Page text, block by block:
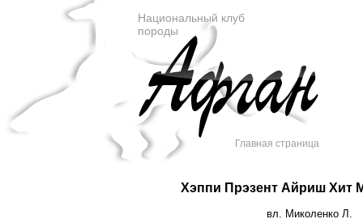
Национальный клуб
породы
Главная страница
Хэппи Прэзент Айриш Хит
вл. Миколенко Л.